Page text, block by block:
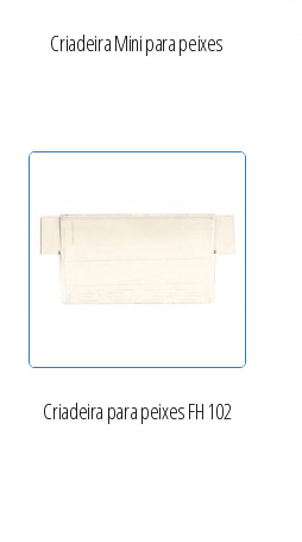
Criadeira Mini para peixes
Criadeira para peixes FH 102